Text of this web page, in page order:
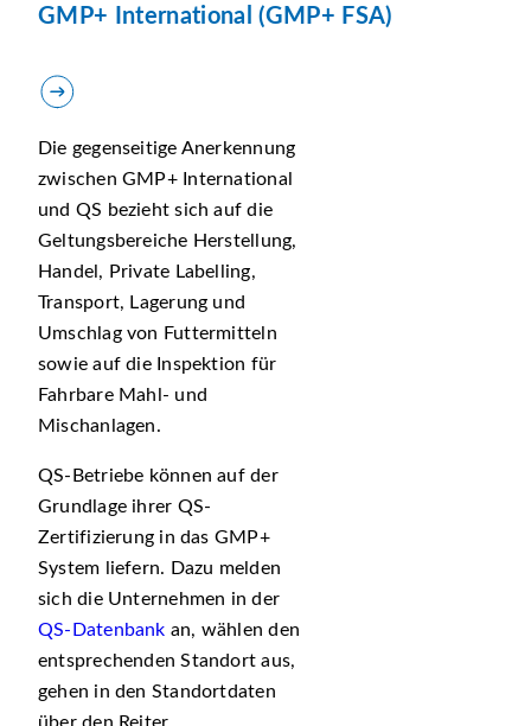
GMP+ International (GMP+ FSA)
Die gegenseitige Anerkennung
zwischen GMP+ International
und QS bezieht sich auf die
Geltungsbereiche Herstellung,
Handel, Private Labelling,
Transport, Lagerung und
Umschlag von Futtermitteln
sowie auf die Inspektion für
Fahrbare Mahl- und
Mischanlagen.
QS-Betriebe können auf der
Grundlage ihrer QS-
Zertifizierung in das GMP+
System liefern. Dazu melden
sich die Unternehmen in der
QS-Datenbank an, wählen den
entsprechenden Standort aus,
gehen in den Standortdaten